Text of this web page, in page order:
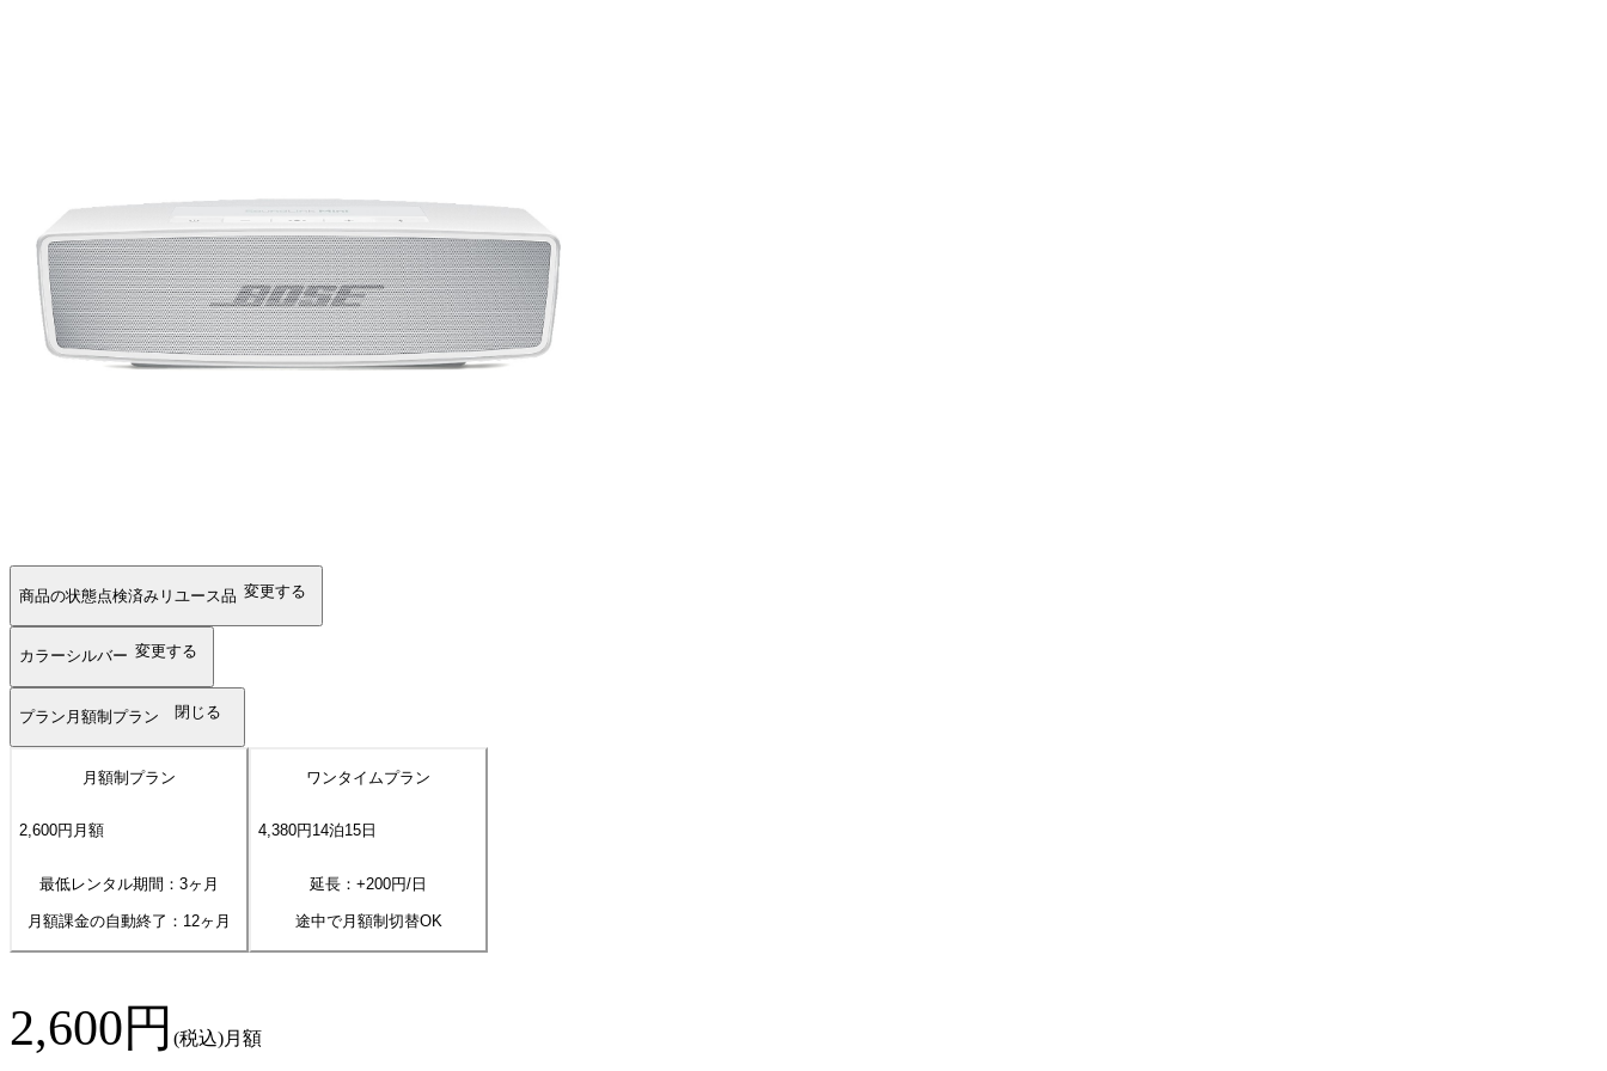
商品の状態点検済みリユース品 変更する
カラーシルバー 変更する
プラン 月額制プラン 閉じる
月額制プラン
2,600円 月額
最低レンタル期間：3ヶ月
月額課金の自動終了： 12ヶ月
ワンタイムプラン
4,380円 14泊15 日
延長：+200円/日
途中で月額制切替OK
2,600円 (税込)月額